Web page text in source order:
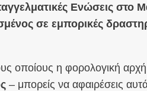
Ενώσεις στο
σε εμπορικές
οποίους η φορολογική αρχή
– μπορείς να αφαιρέσεις